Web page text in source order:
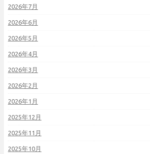
2026年7月
2026年6月
2026年5月
2026年4月
2026年3月
2026年2月
2026年1月
2025年12月
2025年11月
2025年10月